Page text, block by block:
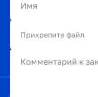
Имя
Прикрепите файл
Комментарий к